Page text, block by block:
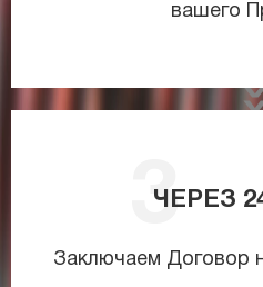
вашего
ЧЕРЕЗ
Заключаем Договор